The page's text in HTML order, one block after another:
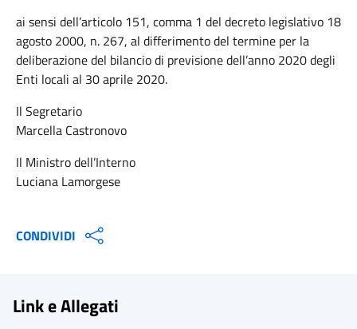
ai sensi dell’articolo 151, comma 1 del decreto legislativo 18
agosto 2000, n. 267, al differimento del termine per la
deliberazione del bilancio di previsione dell’anno 2020 degli
Enti locali al 30 aprile 2020.
Il Segretario
Marcella Castronovo
Il Ministro dell’Interno
Luciana Lamorgese
CONDIVIDI
Link e Allegati